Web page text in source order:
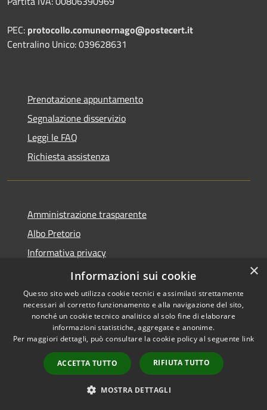
PEC: protocollo.comuneornago@postecert.it
Centralino Unico: 039628631
Prenotazione appuntamento
Segnalazione disservizio
Leggi le FAQ
Richiesta assistenza
Amministrazione trasparente
Albo Pretorio
Informativa privacy
Dichiarazione di accessibilità
Obiettivi di accessibilità
Copyright © 2026 • Comune di
Ornago • Powered by
×
Informazioni sui cookie
Questo sito web utilizza cookie tecnici e assimilati strettamente
necessari al corretto funzionamento e alla navigazione del sito,
nonché un cookie tecnico analitico al solo fine di elaborare
informazioni statistiche, aggregate e anonime.
Per maggiori dettagli, può consultare la cookie policy al seguente link
ACCETTA TUTTO RIFIUTA TUTTO
MOSTRA DETTAGLI